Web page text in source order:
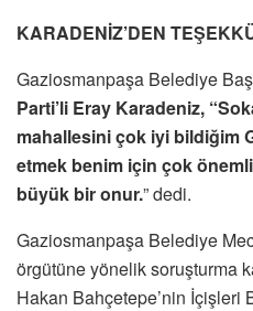
KARADENİZ’DEN
Gaziosmanpaşa Belediye
Parti’li Eray Karadeniz,
mahallesini çok iyi bildiğim
etmek benim için çok
büyük bir onur.” dedi.
Gaziosmanpaşa Belediye
örgütüne yönelik soruşturma
Hakan Bahçetepe’nin İçişleri